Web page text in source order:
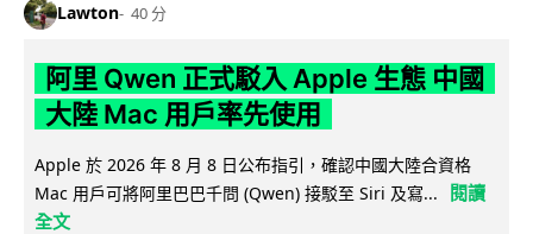
Lawton 40 分
阿里 Qwen 正式駁入 Apple 生態 中國
大陸 Mac 用戶率先使用
Apple 於 2026 年 8 月 8 日公布指引，確認中國大陸合資格
Mac 用戶可將阿里巴巴千問 (Qwen) 接駁至 Siri 及寫...
閱讀
全文